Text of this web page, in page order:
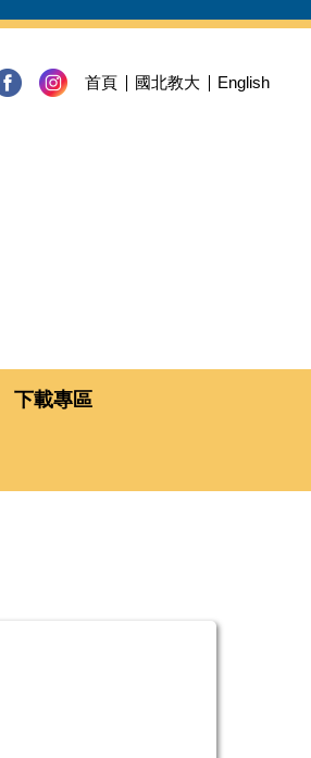
首頁 國北教大 English
下載專區